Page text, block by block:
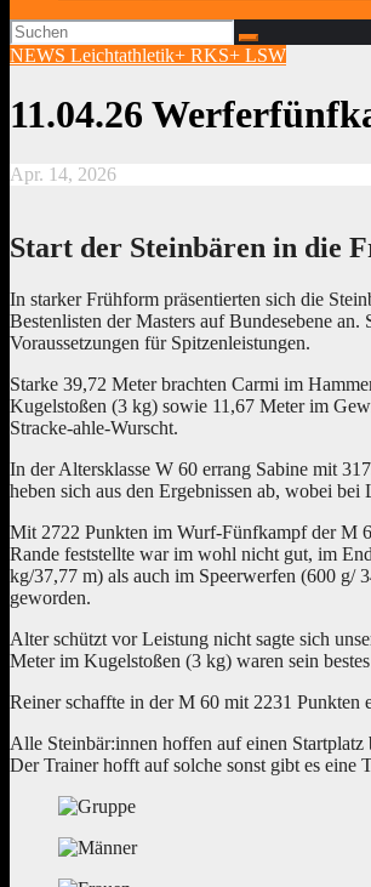
NEWS Leichtathletik+ RKS+ LSW
11.04.26
Apr. 14, 2026
Start der Steinbären in die
In starker Frühform präsentierten sich die
Bestenlisten der Masters auf Bundesebene
Voraussetzungen für Spitzenleistungen.
Starke 39,72 Meter brachten Carmi im
Kugelstoßen (3 kg) sowie 11,67 Meter im
Stracke-ahle-Wurscht.
In der Altersklasse W 60 errang Sabine mit
heben sich aus den Ergebnissen ab, wobei
Mit 2722 Punkten im Wurf-Fünfkampf der M
Rande feststellte war im wohl nicht gut, im
kg/37,77 m) als auch im Speerwerfen (600 g/
geworden.
Alter schützt vor Leistung nicht sagte sich
Meter im Kugelstoßen (3 kg) waren sein
Reiner schaffte in der M 60 mit 2231 Punkten
Alle Steinbär:innen hoffen auf einen
Der Trainer hofft auf solche sonst gibt es eine